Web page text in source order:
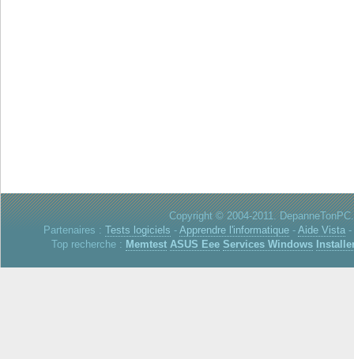
Copyright © 2004-2011.
Partenaires : Tests logiciels - Apprendre l'informatique- Aide Vista-
Top recherche : Memtest ASUS Eee Services Windows